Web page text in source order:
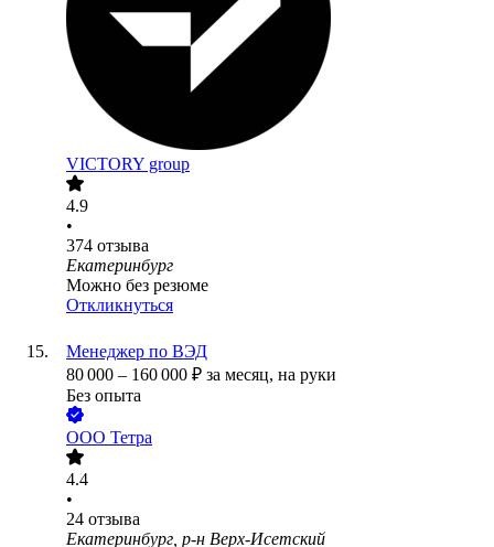
VICTORY group
4.9
•
374 отзыва
Екатеринбург
Можно без резюме
Откликнуться
Менеджер по ВЭД
80 000 – 160 000 ₽ за месяц, на руки
Без опыта
ООО Тетра
4.4
•
24 отзыва
Екатеринбург, р-н Верх-Исетский